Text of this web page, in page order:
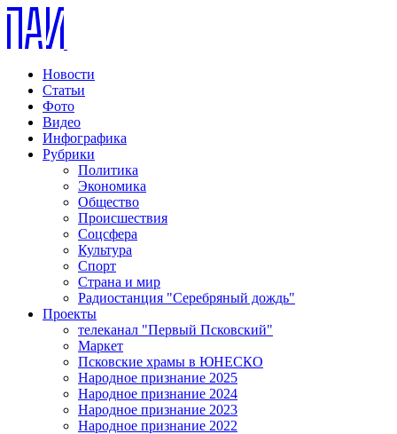
Новости
Статьи
Фото
Видео
Инфографика
Рубрики
Политика
Экономика
Общество
Происшествия
Соцсфера
Культура
Спорт
Страна и мир
Радиостанция "Серебряный дождь"
Проекты
телеканал "Первый Псковский"
Маркет
Псковские храмы в ЮНЕСКО
Народное признание 2025
Народное признание 2024
Народное признание 2023
Народное признание 2022